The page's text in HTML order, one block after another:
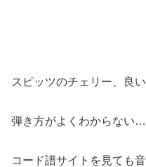
スピッツのチェリー、良
弾き方がよくわからない…
コード譜サイトを見ても